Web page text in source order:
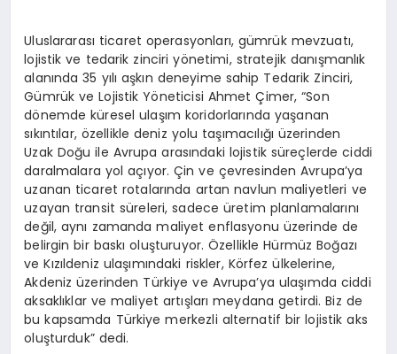
Uluslararası ticaret operasyonları, gümrük mevzuatı,
lojistik ve tedarik zinciri yönetimi, stratejik danışmanlık
alanında 35 yılı aşkın deneyime sahip Tedarik Zinciri,
Gümrük ve Lojistik Yöneticisi Ahmet Çimer, “Son
dönemde küresel ulaşım koridorlarında yaşanan
sıkıntılar, özellikle deniz yolu taşımacılığı üzerinden
Uzak Doğu ile Avrupa arasındaki lojistik süreçlerde ciddi
daralmalara yol açıyor. Çin ve çevresinden Avrupa’ya
uzanan ticaret rotalarında artan navlun maliyetleri ve
uzayan transit süreleri, sadece üretim planlamalarını
değil, aynı zamanda maliyet enflasyonu üzerinde de
belirgin bir baskı oluşturuyor. Özellikle Hürmüz Boğazı
ve Kızıldeniz ulaşımındaki riskler, Körfez ülkelerine,
Akdeniz üzerinden Türkiye ve Avrupa’ya ulaşımda ciddi
aksaklıklar ve maliyet artışları meydana getirdi. Biz de
bu kapsamda Türkiye merkezli alternatif bir lojistik aks
oluşturduk” dedi.